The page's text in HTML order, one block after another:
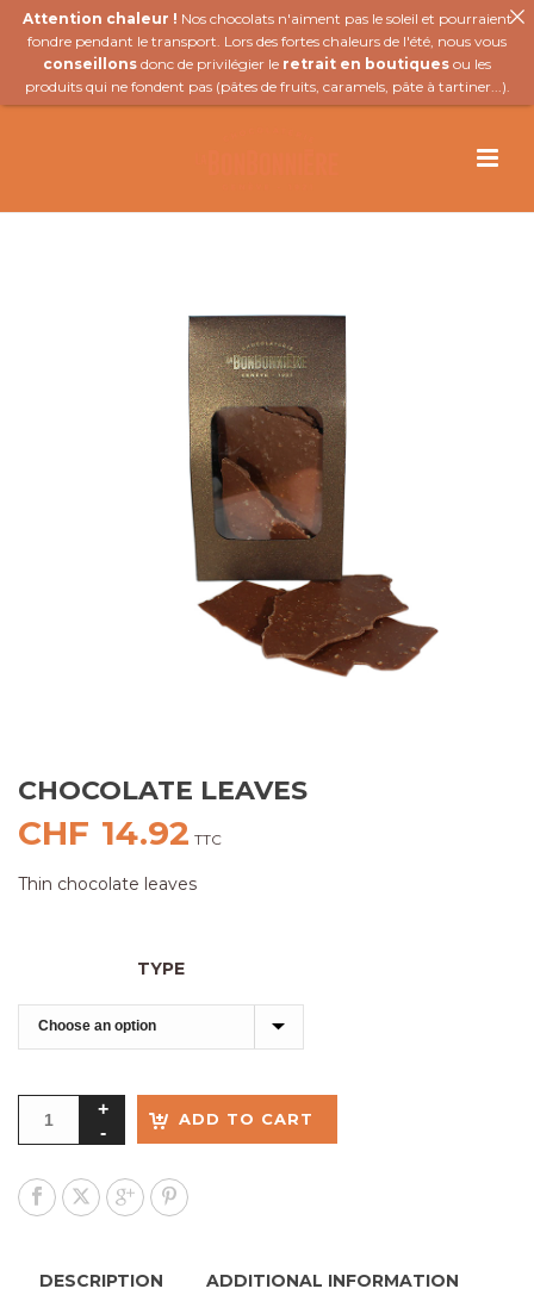
CHOCOLATE LEAVES
CHF 14.92 TTC
Thin chocolate leaves
TYPE
ADD TO CART
DESCRIPTION ADDITIONAL INFORMATION
Attention chaleur ! Nos chocolats n'aiment pas le soleil et pourraient
fondre pendant le transport. Lors des fortes chaleurs de l'été, nous vous
conseillons donc de privilégier le retrait en boutiques ou les
produits qui ne fondent pas (pâtes de fruits, caramels, pâte à tartiner...).